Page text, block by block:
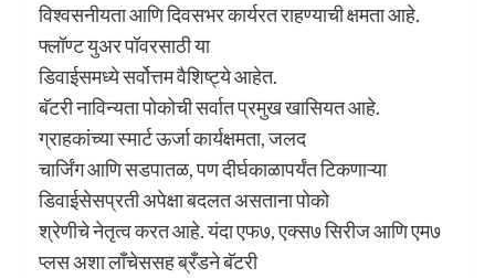
विश्वसनीयता आणि दिवसभर कार्यरत राहण्‍याची क्षमता आहे.
फ्लॉण्‍ट युअर पॉवरसाठी या
डिवाईसमध्‍ये सर्वोत्तम वैशिष्‍ट्ये आहेत.
बॅटरी नाविन्‍यता पोकोची सर्वात प्रमुख खासियत आहे.
ग्राहकांच्‍या स्‍मार्ट ऊर्जा कार्यक्षमता, जलद
चार्जिंग आणि सडपातळ, पण दीर्घकाळापर्यंत टिकणाऱ्या
डिवाईसेसप्रती अपेक्षा बदलत असताना पोको
श्रेणीचे नेतृत्‍व करत आहे. यंदा एफ७, एक्‍स७ सिरीज आणि एम७
प्‍लस अशा लाँचेससह ब्रँडने बॅटरी